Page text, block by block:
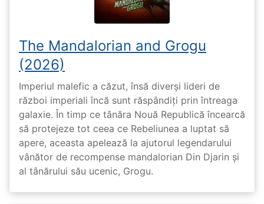
The Mandalorian and Grogu
(2026)
Imperiul malefic a căzut, însă diverși lideri de
război imperiali încă sunt răspândiți prin întreaga
galaxie. În timp ce tânăra Nouă Republică încearcă
să protejeze tot ceea ce Rebeliunea a luptat să
apere, aceasta apelează la ajutorul legendarului
vânător de recompense mandalorian Din Djarin și
al tânărului său ucenic, Grogu.